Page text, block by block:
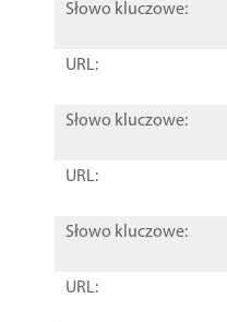
Słowo kluczowe:
URL:
Słowo kluczowe:
URL:
Słowo kluczowe:
URL: